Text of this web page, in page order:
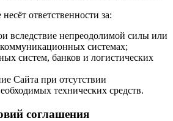
ответственности за:
вследствие непреодолимой силы или
системах;
систем, банков и логистических
Сайта при отсутствии
технических средств.
соглашения